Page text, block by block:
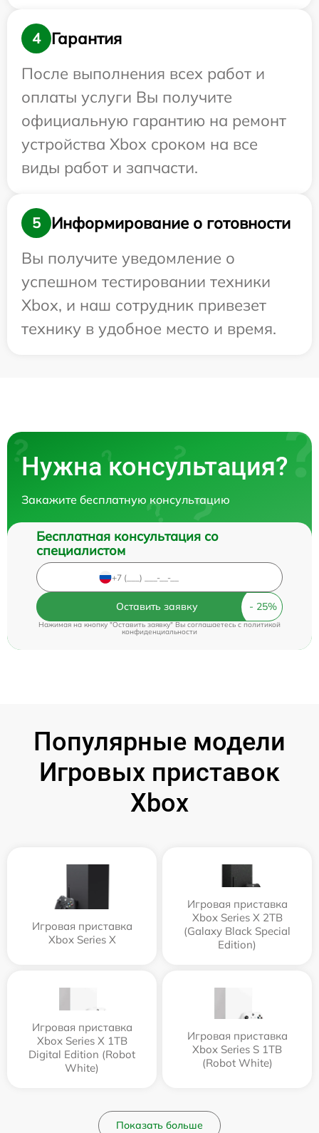
4
Гарантия
После выполнения всех работ и
оплаты услуги Вы получите
официальную гарантию на ремонт
устройства Xbox сроком на все
виды работ и запчасти.
5
Информирование о готовности
Вы получите уведомление о
успешном тестировании техники
Xbox, и наш сотрудник привезет
технику в удобное место и время.
Нужна консультация?
Закажите бесплатную консультацию
Бесплатная консультация со
специалистом
Оставить заявку
Нажимая на кнопку "Оставить заявку" Вы соглашаетесь c политикой
конфиденциальности
Популярные модели
Игровых приставок
Xbox
Игровая приставка
Xbox Series X
Игровая приставка
Xbox Series X 2TB
(Galaxy Black Special
Edition)
Игровая приставка
Xbox Series X 1TB
Digital Edition (Robot
White)
Игровая приставка
Xbox Series S 1TB
(Robot White)
Показать больше